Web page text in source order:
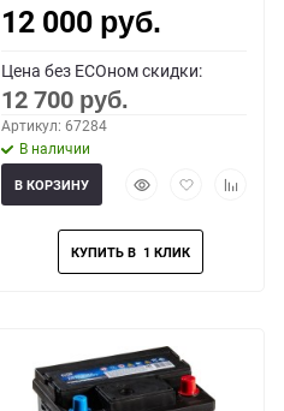
12 000 руб.
Цена без ECOном скидки:
12 700 руб.
Артикул: 67284
В наличии
БыстрыйДобавить
избранное
Добавить
В КОРЗИНУ